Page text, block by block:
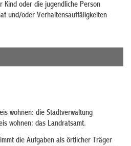
Kind oder die jugendliche Person
und/oder Verhaltensauffäligkeiten
wohnen: die Stadtverwaltung
wohnen: das Landratsamt.
die Aufgaben als örtlicher Träger